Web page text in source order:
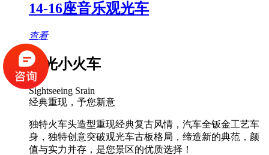
14-16座音乐观光车
查看
观光小火车
Sightseeing Srain
经典重现，予您新意
独特火车头造型重现经典复古风情，汽车全钣金工艺车
身，独特创意突破观光车古板格局，缔造新的典范，颜
值与实力并存，是您景区的优质选择！